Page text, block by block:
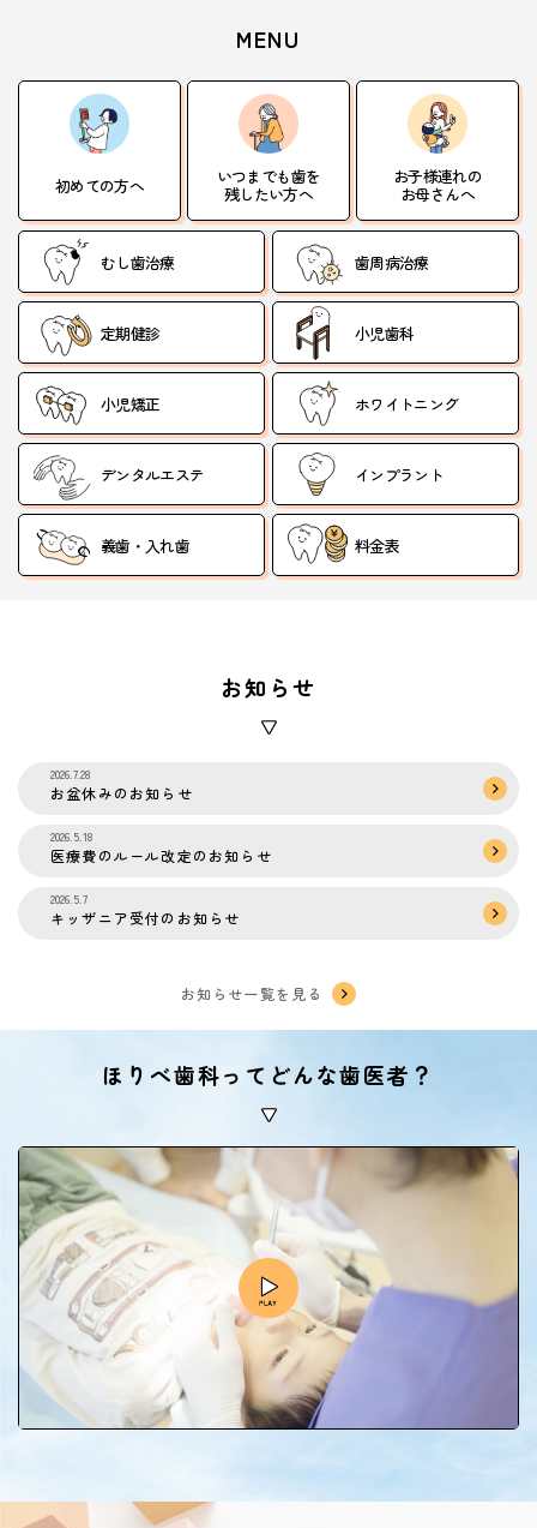
MENU
初めての方へ いつまでも歯を
残したい方へ
お子様連れの
お母さんへ
むし歯治療 歯周病治療
定期健診 小児歯科
小児矯正 ホワイトニング
デンタルエステ インプラント
義歯・入れ歯 料金表
お知らせ
2026.7.28
お盆休みのお知らせ
2026.5.18
医療費のルール改定のお知らせ
2026.5.7
キッザニア受付のお知らせ
お知らせ一覧を見る
ほりべ歯科ってどんな歯医者？